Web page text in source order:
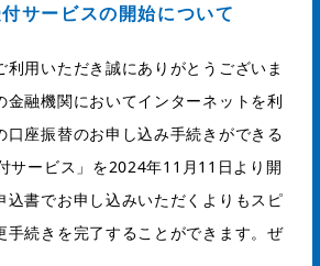
サービスの開始について
利用いただき誠にありがとうございま
金融機関においてインターネットを利
口座振替のお申し込み手続きができる
サービス」を2024年11月11日より開
込書でお申し込みいただくよりもスピ
手続きを完了することができます。ぜ